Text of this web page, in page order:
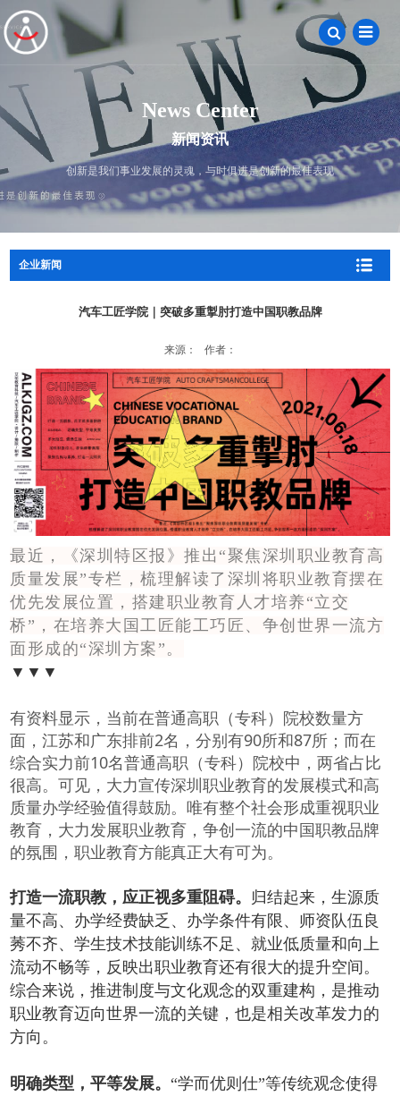
News Center
新闻资讯
创新是我们事业发展的灵魂，与时俱进是创新的最佳表现
企业新闻
汽车工匠学院｜突破多重掣肘打造中国职教品牌
来源： 作者：
最近，《深圳特区报》推出“聚焦深圳职业教育高
质量发展”专栏，梳理解读了深圳将职业教育摆在
优先发展位置，搭建职业教育人才培养“立交
桥”，在培养大国工匠能工巧匠、争创世界一流方
面形成的“深圳方案”。
▼▼▼
有资料显示，当前在普通高职（专科）院校数量方
面，江苏和广东排前2名，分别有90所和87所；而在
综合实力前10名普通高职（专科）院校中，两省占比
很高。可见，大力宣传深圳职业教育的发展模式和高
质量办学经验值得鼓励。唯有整个社会形成重视职业
教育，大力发展职业教育，争创一流的中国职教品牌
的氛围，职业教育方能真正大有可为。
打造一流职教，应正视多重阻碍。 归结起来，生源质
量不高、办学经费缺乏、办学条件有限、师资队伍良
莠不齐、学生技术技能训练不足、就业低质量和向上
流动不畅等，反映出职业教育还有很大的提升空间。
综合来说，推进制度与文化观念的双重建构，是推动
职业教育迈向世界一流的关键，也是相关改革发力的
方向。
明确类型，平等发展。 “学而优则仕”等传统观念使得